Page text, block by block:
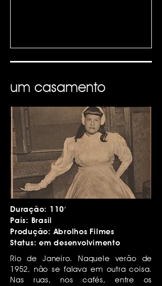
um casamento
Duração: 110′
País: Brasil
Produção: Abrolhos Filmes
Status: em desenvolvimento
Rio de Janeiro. Naquele verão de
1952, não se falava em outra coisa.
Nas ruas, nos cafés, entre os